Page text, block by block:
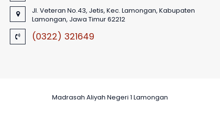
Jl. Veteran No.43, Jetis, Kec. Lamongan, Kabupaten
Lamongan, Jawa Timur 62212
(0322) 321649
Madrasah Aliyah Negeri 1 Lamongan